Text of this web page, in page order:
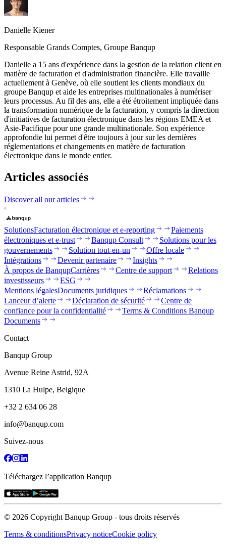
Danielle Kiener
Responsable Grands Comptes, Groupe Banqup
Danielle a 15 ans d'expérience dans la gestion de la relation client en
matière de facturation et d'administration financière. Elle travaille
actuellement à Genève, où elle soutient les clients mondiaux du
groupe Banqup et aide les entreprises multinationales à numériser
leurs processus. Au fil des ans, elle a été étroitement impliquée dans
la transformation numérique de la facturation, y compris la direction
d'initiatives de facturation électronique dans les régions EMEA et
Asie-Pacifique pour une grande multinationale. Son expérience
approfondie lui permet d'être toujours à jour sur les dernières
réglementations et changements en matière de facturation
électronique dans le monde entier.
Articles associés
Discover all our articles
SolutionsFacturation électronique et e-reporting
Paiements
électroniques et e-trust
Banqup Consult
Solutions pour les
gouvernements
Solution tout-en-un
Offre locale
Intégrations
Devenir partenaire
Insights
À propos de BanqupCarrières Centre de support
Relations
investisseurs
ESG
Mentions légalesDocuments juridiques
Réclamations
Lanceur d’alerte
Déclaration de sécurité
Centre de
confiance pour la confidentialité
Terms & Conditions Banqup
Documents
Contact
Banqup Group
Avenue Reine Astrid, 92A
1310 La Hulpe, Belgique
+32 2 634 06 28
info@banqup.com
Suivez-nous
Téléchargez l’application Banqup
© 2026 Copyright Banqup Group - tous droits réservés
Terms & conditionsPrivacy noticeCookie policy